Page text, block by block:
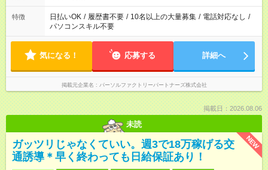
特徴 日払いOK / 履歴書不要 / 10名以上の大量募集 / 電話対応なし /
パソコンスキル不要
気になる！ 応募する 詳細へ
掲載元企業名 パーソルファクトリーパートナーズ株式会社
掲載日：2026.08.06
未読
NEW
ガッツリじゃなくていい。週3で18万稼げる交
通誘導＊早く終わっても日給保証あり！